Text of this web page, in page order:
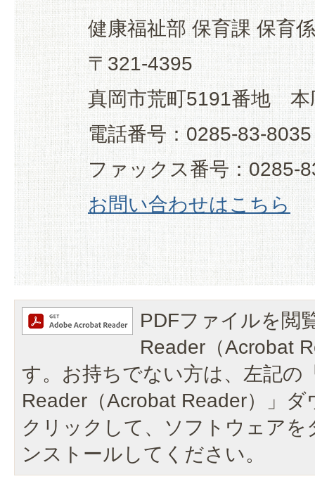
健康福祉部 保育課 保育係
〒321-4395
真岡市荒町5191番地 本
電話番号：0285-83-8035
ファックス番号：0285-
お問い合わせはこちら
PDFファイルを閲
Reader（Acrobat
す。お持ちでない方は、左記の
Reader（Acrobat Reader）」
クリックして、ソフトウェア
ンストールしてください。